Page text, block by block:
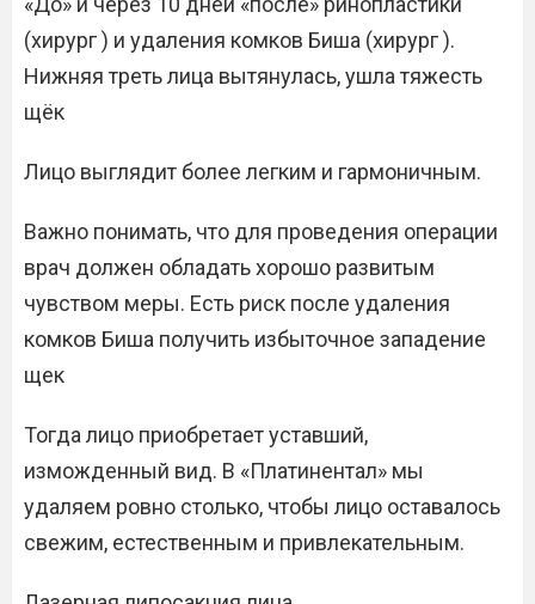
(хирург ) и удаления комков Биша (хирург ).
Нижняя треть лица вытянулась, ушла тяжесть
щёк
Лицо выглядит более легким и гармоничным.
Важно понимать, что для проведения операции
врач должен обладать хорошо развитым
чувством меры. Есть риск после удаления
комков Биша получить избыточное западение
щек
Тогда лицо приобретает уставший,
изможденный вид. В «Платинентал» мы
удаляем ровно столько, чтобы лицо оставалось
свежим, естественным и привлекательным.